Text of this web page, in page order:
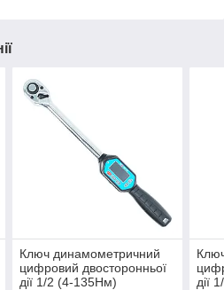
Ключ динамометричний
цифровий двосторонньої
дії 1/2 (4-135Нм)
дії